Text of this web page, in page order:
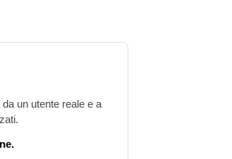
un utente reale e a